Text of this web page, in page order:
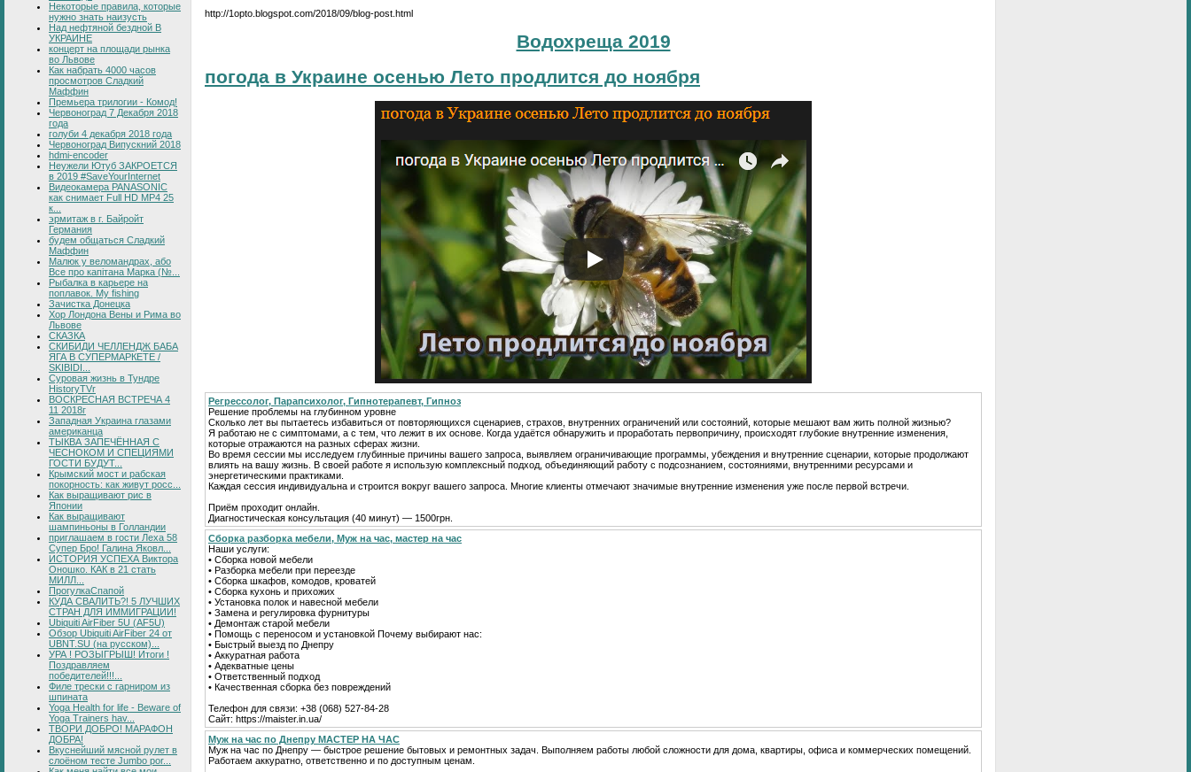
Некоторые правила, которые
нужно знать наизусть
Над нефтяной бездной В
УКРАИНЕ
концерт на площади рынка
во Львове
Как набрать 4000 часов
просмотров Сладкий
Маффин
Премьера трилогии - Комод!
Червоноград 7 Декабря 2018
года
голуби 4 декабря 2018 года
Червоноград Випускний 2018
hdmi-encoder
Неужели Ютуб ЗАКРОЕТСЯ
в 2019 #SaveYourInternet
Видеокамера PANASONIC
как снимает Full HD MP4 25
к...
эрмитаж в г. Байройт
Германия
будем общаться Сладкий
Маффин
Малюк у веломандрах, або
Все про капітана Марка (№...
Рыбалка в карьере на
поплавок. My fishing
Зачистка Донецка
Хор Лондона Вены и Рима во
Львове
СКАЗКА
СКИБИДИ ЧЕЛЛЕНДЖ БАБА
ЯГА В СУПЕРМАРКЕТЕ /
SKIBIDI...
Суровая жизнь в Тундре
HistoryTVr
ВОСКРЕСНАЯ ВСТРЕЧА 4
11 2018г
Западная Украина глазами
американца
ТЫКВА ЗАПЕЧЁННАЯ С
ЧЕСНОКОМ И СПЕЦИЯМИ
ГОСТИ БУДУТ...
Крымский мост и рабская
покорность: как живут росс...
Как выращивают рис в
Японии
Как выращивают
шампиньоны в Голландии
приглашаем в гости Леха 58
Супер Бро! Галина Яковл...
ИСТОРИЯ УСПЕХА Виктора
Оношко. КАК в 21 стать
МИЛЛ...
ПрогулкаСпапой
КУДА СВАЛИТЬ?! 5 ЛУЧШИХ
СТРАН ДЛЯ ИММИГРАЦИИ!
Ubiquiti AirFiber 5U (AF5U)
Обзор Ubiquiti AirFiber 24 от
UBNT.SU (на русском)...
УРА ! РОЗЫГРЫШ! Итоги !
Поздравляем
победителей!!!...
Филе трески с гарниром из
шпината
Yoga Health for life - Beware of
Yoga Trainers hav...
ТВОРИ ДОБРО! МАРАФОН
ДОБРА!
Вкуснейший мясной рулет в
слоёном тесте Jumbo por...
http://1opto.blogspot.com/2018/09/blog-post.html
Водохреща 2019
погода в Украине осенью Лето продлится до ноября
Регрессолог, Парапсихолог, Гипнотерапевт, Гипноз
Решение проблемы на глубинном уровне
Сколько лет вы пытаетесь избавиться от повторяющихся сценариев, страхов, внутренних ограничений или состояний, которые мешают вам жить полной жизнью?
Я работаю не с симптомами, а с тем, что лежит в их основе. Когда удаётся обнаружить и проработать первопричину, происходят глубокие внутренние изменения,
которые отражаются на разных сферах жизни.
Во время сессии мы исследуем глубинные причины вашего запроса, выявляем ограничивающие программы, убеждения и внутренние сценарии, которые продолжают
влиять на вашу жизнь. В своей работе я использую комплексный подход, объединяющий работу с подсознанием, состояниями, внутренними ресурсами и
энергетическими практиками.
Каждая сессия индивидуальна и строится вокруг вашего запроса. Многие клиенты отмечают значимые внутренние изменения уже после первой встречи.
Приём проходит онлайн.
Диагностическая консультация (40 минут) — 1500грн.
Сборка разборка мебели, Муж на час, мастер на час
Наши услуги:
• Сборка новой мебели
• Разборка мебели при переезде
• Сборка шкафов, комодов, кроватей
• Сборка кухонь и прихожих
• Установка полок и навесной мебели
• Замена и регулировка фурнитуры
• Демонтаж старой мебели
• Помощь с переносом и установкой Почему выбирают нас:
• Быстрый выезд по Днепру
• Аккуратная работа
• Адекватные цены
• Ответственный подход
• Качественная сборка без повреждений
Телефон для связи: +38 (068) 527-84-28
Сайт: https://maister.in.ua/
Муж на час по Днепру МАСТЕР НА ЧАС
Муж на час по Днепру — быстрое решение бытовых и ремонтных задач. Выполняем работы любой сложности для дома, квартиры, офиса и коммерческих помещений.
Работаем аккуратно, ответственно и по доступным ценам.